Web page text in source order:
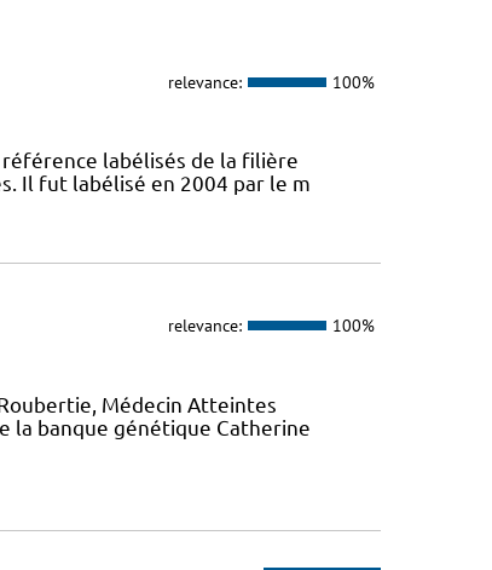
relevance: 100%
labélisés de la filière
Il fut labélisé en 2004 par le m
relevance: 100%
Médecin Atteintes
la banque génétique Catherine